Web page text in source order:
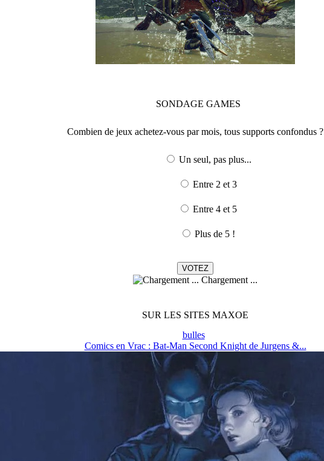
SONDAGE GAMES
Combien de jeux achetez-vous par mois, tous supports confondus ?
Un seul, pas plus...
Entre 2 et 3
Entre 4 et 5
Plus de 5 !
Chargement ...
SUR LES SITES MAXOE
bulles
Comics en Vrac : Bat-Man Second Knight de Jurgens &...